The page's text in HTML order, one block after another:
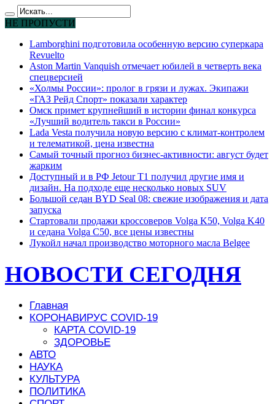
НЕ ПРОПУСТИ
Lamborghini подготовила особенную версию суперкара
Revuelto
Aston Martin Vanquish отмечает юбилей в четверть века
спецверсией
«Холмы России»: пролог в грязи и лужах. Экипажи
«ГАЗ Рейд Спорт» показали характер
Омск примет крупнейший в истории финал конкурса
«Лучший водитель такси в России»
Lada Vesta получила новую версию с климат-контролем
и телематикой, цена известна
Самый точный прогноз бизнес-активности: август будет
жарким
Доступный и в РФ Jetour T1 получил другие имя и
дизайн. На подходе еще несколько новых SUV
Большой седан BYD Seal 08: свежие изображения и дата
запуска
Стартовали продажи кроссоверов Volga K50, Volga K40
и седана Volga C50, все цены известны
Лукойл начал производство моторного масла Belgee
НОВОСТИ СЕГОДНЯ
Главная
КОРОНАВИРУС COVID-19
КАРТА COVID-19
ЗДОРОВЬЕ
АВТО
НАУКА
КУЛЬТУРА
ПОЛИТИКА